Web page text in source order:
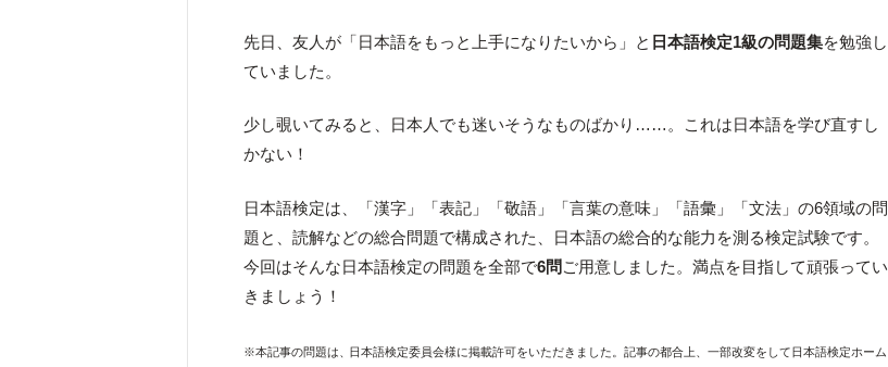
先日、友人が「日本語をもっと上手になりたいから」と 日本語検定1級の問題集を勉強し
ていました。
少し覗いてみると、日本人でも迷いそうなものばかり……。これは日本語を学び直すし
かない！
日本語検定は、「漢字」「表記」「敬語」「言葉の意味」「語彙」「文法」の6領域の問
題と、読解などの総合問題で構成された、日本語の総合的な能力を測る検定試験です。
今回はそんな日本語検定の問題を全部で6問 ご用意しました。満点を目指して頑張ってい
きましょう！
※本記事の問題は、 日本語検定委員会様に掲載許可をいただきました。記事の都合上、一部改変をして日本語検定ホーム